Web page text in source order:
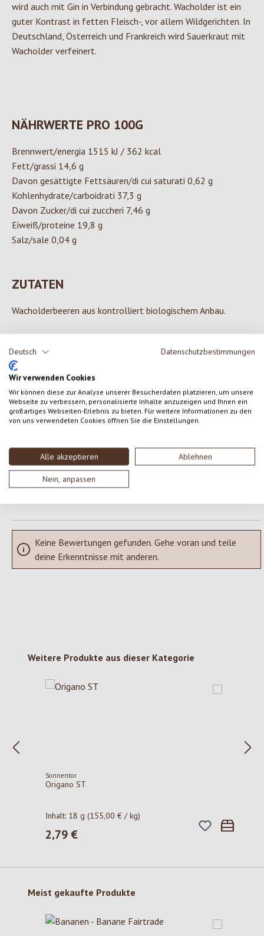
Deutsch Datenschutzbestimmungen
Wir verwenden Cookies
Wir können diese zur Analyse unserer Besucherdaten platzieren, um unsere
Webseite zu verbessern, personalisierte Inhalte anzuzeigen und Ihnen ein
großartiges Webseiten-Erlebnis zu bieten. Für weitere Informationen zu den
von uns verwendeten Cookies öffnen Sie die Einstellungen.
Alle akzeptieren Ablehnen
Nein, anpassen
wird auch mit Gin in Verbindung gebracht. Wacholder ist ein
guter Kontrast in fetten Fleisch-, vor allem Wildgerichten. In
Deutschland, Österreich und Frankreich wird Sauerkraut mit
Wacholder verfeinert.
NÄHRWERTE PRO 100G
Brennwert/energia 1515 kJ / 362 kcal
Fett/grassi 14,6 g
Davon gesättigte Fettsäuren/di cui saturati 0,62 g
Kohlenhydrate/carboidrati 37,3 g
Davon Zucker/di cui zuccheri 7,46 g
Eiweiß/proteine 19,8 g
Salz/sale 0,04 g
ZUTATEN
Wacholderbeeren aus kontrolliert biologischem Anbau.
0 von 0 Bewertungen
Durchschnittliche Bewertung von 0 von 5 Sternen
Gib eine Bewertung ab!
SCHREIBE EINE BEWERTUNG
Keine Bewertungen gefunden. Gehe voran und teile
deine Erkenntnisse mit anderen.
Produktgalerie überspringen
Weitere Produkte aus dieser Kategorie
Sonnentor
Origano ST
Inhalt: 18 g(155,00 € / kg)
Regulärer Preis:
2,79 €
Produktgalerie überspringen
Meist gekaufte Produkte